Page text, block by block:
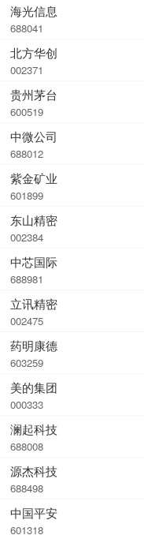
海光信息
688041
北方华创
002371
贵州茅台
600519
中微公司
688012
紫金矿业
601899
东山精密
002384
中芯国际
688981
立讯精密
002475
药明康德
603259
美的集团
000333
澜起科技
688008
源杰科技
688498
中国平安
601318